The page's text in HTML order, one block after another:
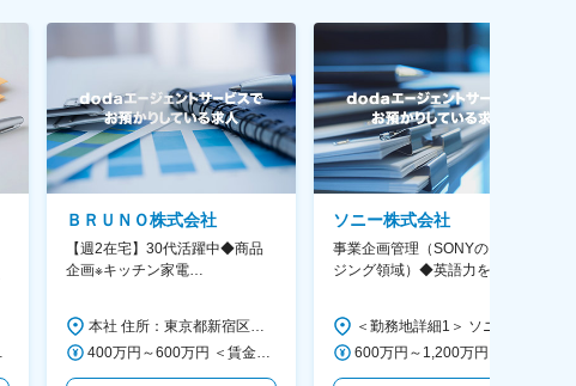
ＢＲＵＮＯ株式会社
【週2在宅】30代活躍中◆商品
企画※キッチン家電
ソニー株式会社
事業企画管理（SONYのイメー
ジング領域）◆英語力を活か